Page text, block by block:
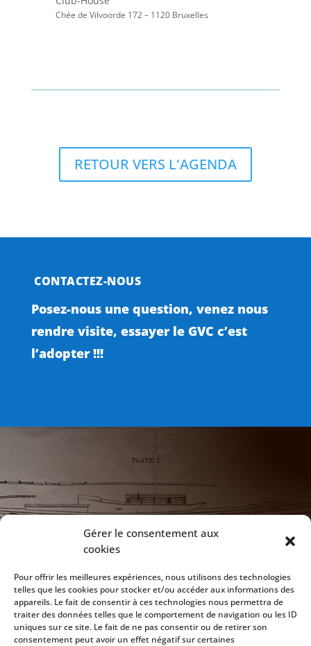
Gérer le consentement aux
cookies
Pour offrir les meilleures expériences, nous utilisons des technologies
telles que les cookies pour stocker et/ou accéder aux informations des
appareils. Le fait de consentir à ces technologies nous permettra de
traiter des données telles que le comportement de navigation ou les ID
uniques sur ce site. Le fait de ne pas consentir ou de retirer son
consentement peut avoir un effet négatif sur certaines
Chée de Vilvoorde 172 – 1120 Bruxelles
RETOUR VERS L'AGENDA
CONTACTEZ-NOUS
Posez-nous une question, venez nous
rendre visite, essayer le GVC c’est
l’adopter !!!
NOTRE ADRESSE
172 Chaussée de Vilvoorde
1120 Bruxelles
 CLUB HOUSE
Ouvert tous les jeudi soirs dès 20h